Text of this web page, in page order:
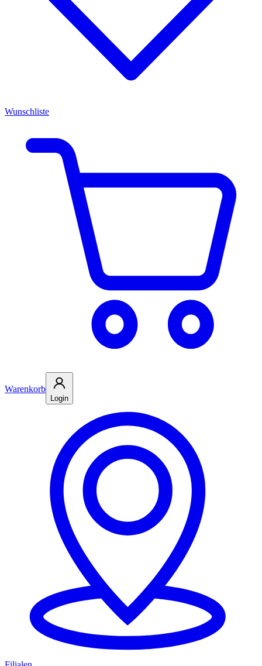
Wunschliste
Warenkorb
Login